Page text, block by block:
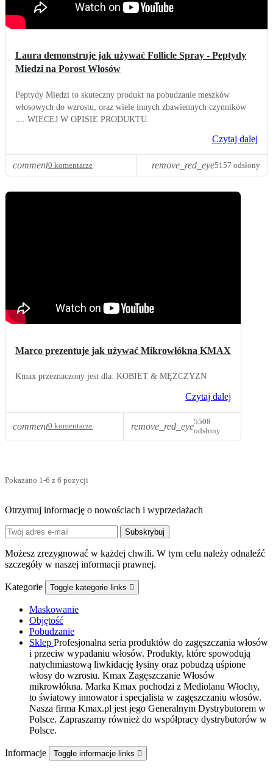
Laura demonstruje jak używać Follicle Spray - Peptydy
Miedzi na Porost Włosów
Peptydy Miedzi to skuteczny produkt na pobudzanie meszków
włosowych do wzrostu, oraz wiele innych zbawiennych czynników
.... WIECEJ W OPISIE PRODUKTU.
Czytaj dalej
comment0 komentarze remove_red_eye5157 odsłony
Marco prezentuje jak używać Mikrowłókna KMAX
Kmax przeznaczony jest dla: KOBIET & MĘŻCZYZN
Czytaj dalej
comment0 komentarze remove_red_eye5508
odsłony
Pokazano 1-6 z 6 pozycji
Otrzymuj informację o nowościach i wyprzedażach
Możesz zrezygnować w każdej chwili. W tym celu należy odnaleźć
szczegóły w naszej informacji prawnej.
Kategorie Toggle kategorie links 
Maskowanie
Objętość
Pobudzanie
Sklep Profesjonalna seria produktów do zagęszczania włosów
i przeciw wypadaniu włosów. Produkty, które spowodują
natychmiastową liwkidację łysiny oraz pobudzą uśpione
włosy do wzrostu. Kmax Zagęszczanie Włosów
mikrowłókna. Marka Kmax pochodzi z Mediolanu Włochy,
to światowy innowator i specjalista w zagęszczaniu włosów.
Nasza firma Kmax.pl jest jego Generalnym Dystrybutorem w
Polsce. Zapraszamy również do współpracy dystrybutorów w
Polsce.
Informacje Toggle informacje links 